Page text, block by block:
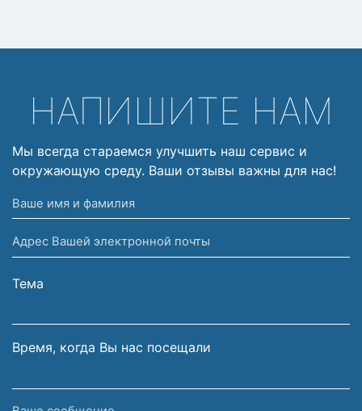
НАПИШИТЕ НАМ
Мы всегда стараемся улучшить наш сервис и
окружающую среду. Ваши отзывы важны для нас!
Ваше
имя
и
фамилия
Адрес
Вашей
электронной
Тема
Время, когда Вы нас посещали